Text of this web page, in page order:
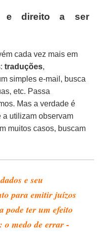
e direito a ser
cada vez mais em
traduções,
simples e-mail, busca
etc. Passa
Mas a verdade é
a utilizam observam
muitos casos, buscam
e seu
para emitir juízos
pode ter um efeito
o medo de errar -